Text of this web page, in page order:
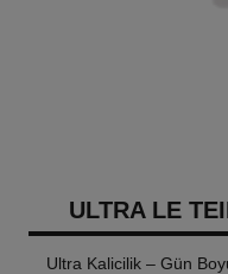
ULTRA LE
Ultra Kalicilik – Gün